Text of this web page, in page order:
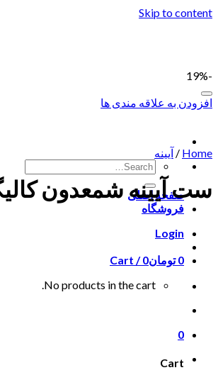
Skip to content
صفحه اصلی
فروشگاه
Login
Cart /
تومان0
0
No products in the cart.
0
Cart
-19%
افزودن به علاقه مندی ها
Home
/ آیینه
ست آیینه شمعدون